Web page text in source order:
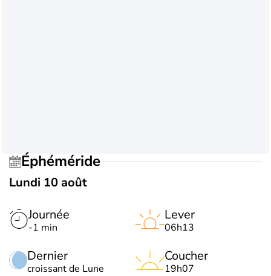
Éphéméride
Lundi 10 août
Journée
-1 min
Dernier
croissant de Lune
Lever
06h13
Coucher
19h07